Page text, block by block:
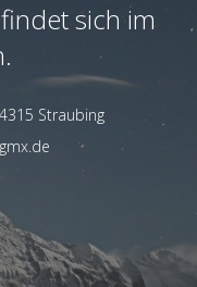
sich im
Straubing